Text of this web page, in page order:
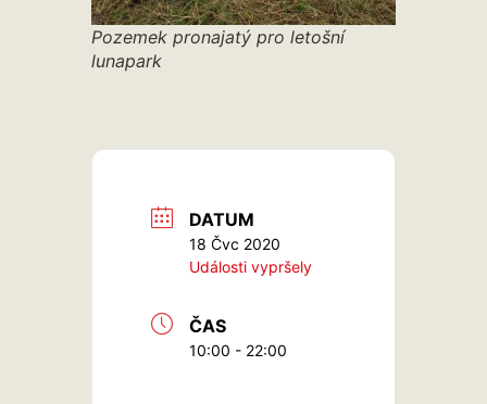
Pozemek pronajatý pro letošní
lunapark
DATUM
18 Čvc 2020
Události vypršely
ČAS
10:00 - 22:00